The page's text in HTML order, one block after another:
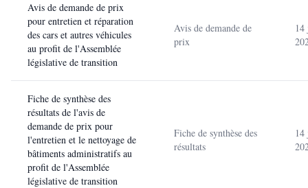
Avis de demande de prix
pour entretien et réparation
des cars et autres véhicules
au profit de l'Assemblée
législative de transition
Avis de demande de
prix
Fiche de synthèse des
résultats de l'avis de
demande de prix pour
l'entretien et le nettoyage de
bâtiments administratifs au
profit de l'Assemblée
législative de transition
Fiche de synthèse des
résultats